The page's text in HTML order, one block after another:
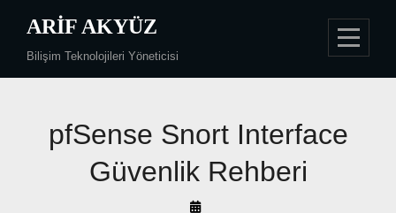
content
ARIF AKYÜZ
Bilişim Teknolojileri Yöneticisi
pfSense Snort Interface
Güvenlik Rehberi
By
Yazı
gezinmesi